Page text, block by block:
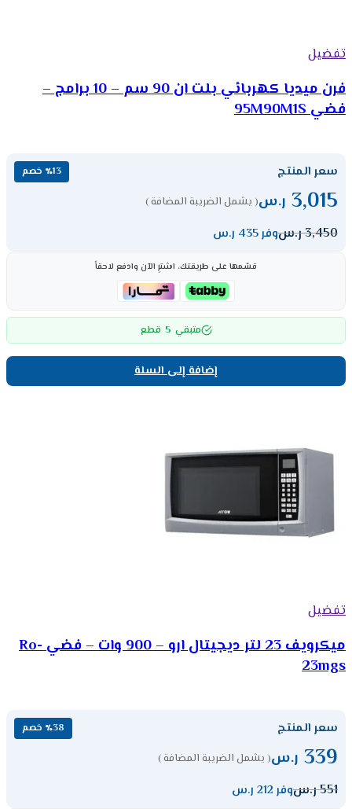
تفضيل
فرن ميديا كهربائي بلت ان 90 سم – 10 برامج –
فضي 95M90M1S
سعر المنتج ٪13 خصم
3,015 ر.س( يشمل الضريبة المضافة )
3,450ر.سوفر 435 ر.س
قسّمها على طريقتك، اشترِ الآن وادفع لاحقاً
متبقي 5 قطع
إضافة إلى السلة
تفضيل
ميكرويف 23 لتر ديجيتال ارو – 900 وات – فضي Ro-
23mgs
سعر المنتج ٪38 خصم
339 ر.س( يشمل الضريبة المضافة )
551ر.سوفر 212 ر.س